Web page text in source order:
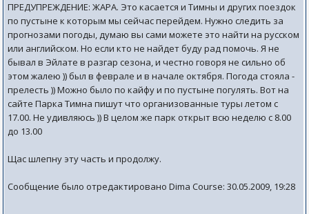
ПРЕДУПРЕЖДЕНИЕ: ЖАРА. Это касается и Тимны и других поездок
по пустыне к которым мы сейчас перейдем. Нужно следить за
прогнозами погоды, думаю вы сами можете это найти на русском
или английском. Но если кто не найдет буду рад помочь. Я не
бывал в Эйлате в разгар сезона, и честно говоря не сильно об
этом жалею )) был в феврале и в начале октября. Погода стояла -
прелесть )) Можно было по кайфу и по пустыне погулять. Вот на
сайте Парка Тимна пишут что организованные туры летом с
17.00. Не удивляюсь )) В целом же парк открыт всю неделю с 8.00
до 13.00
Щас шлепну эту часть и продолжу.
Сообщение было отредактировано Dima Course: 30.05.2009, 19:28